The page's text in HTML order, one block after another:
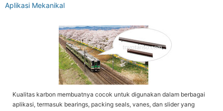
Aplikasi Mekanikal
Kualitas karbon membuatnya cocok untuk digunakan dalam berbagai
aplikasi, termasuk bearings, packing seals, vanes, dan slider yang